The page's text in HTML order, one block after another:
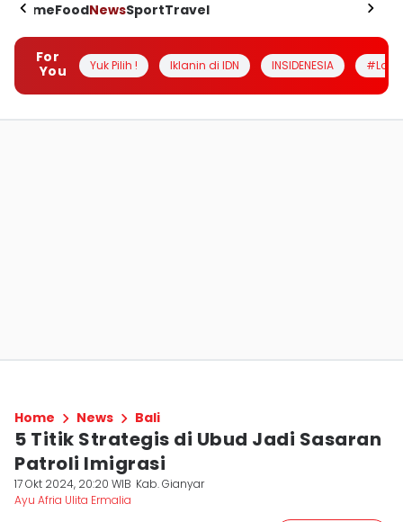
HomeFoodNewsSportTravel
For
You
Yuk Pilih ! Iklanin di IDN INSIDENESIA
Home News Bali
5 Titik Strategis di Ubud Jadi Sasaran
Patroli Imigrasi
17 Okt 2024, 20:20 WIB Kab. Gianyar
Ayu Afria Ulita Ermalia